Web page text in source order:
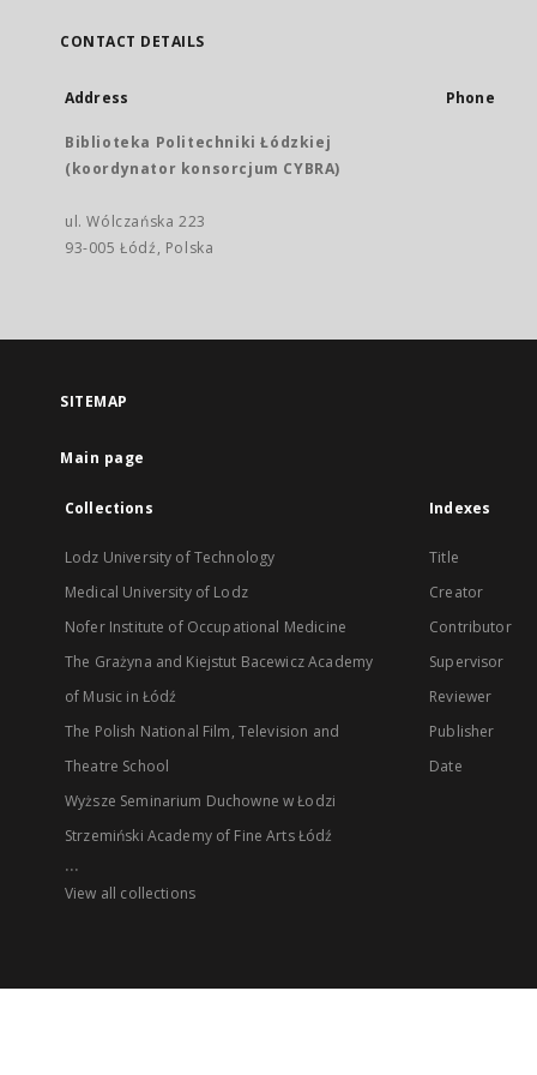
CONTACT DETAILS
Address
Biblioteka Politechniki Łódzkiej
(koordynator konsorcjum CYBRA)
ul. Wólczańska 223
93-005 Łódź, Polska
Phone
SITEMAP
Main page
Collections
Lodz University of Technology
Medical University of Lodz
Nofer Institute of Occupational Medicine
The Grażyna and Kiejstut Bacewicz Academy
of Music in Łódź
The Polish National Film, Television and
Theatre School
Wyższe Seminarium Duchowne w Łodzi
Strzemiński Academy of Fine Arts Łódź
...
View all collections
Indexes
Title
Creator
Contributor
Supervisor
Reviewer
Publisher
Date